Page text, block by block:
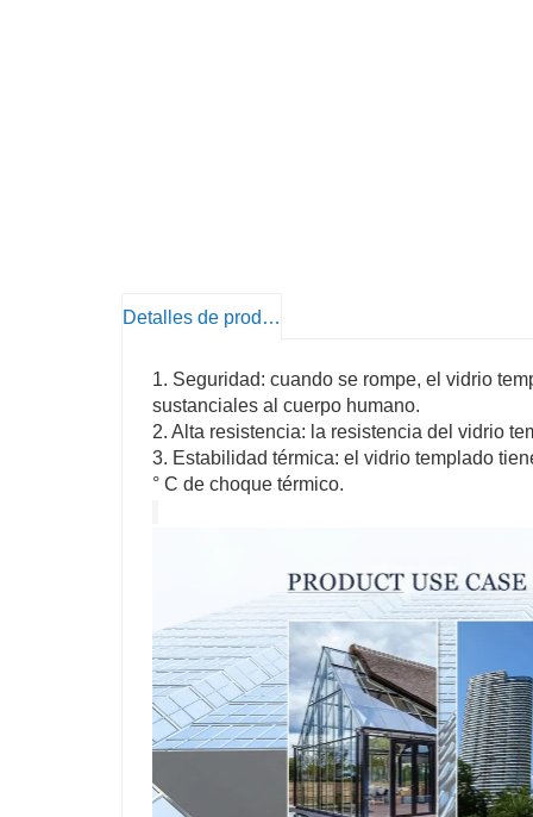
Detalles de producto
1. Seguridad: cuando se rompe, el vidrio
sustanciales al cuerpo humano.
2. Alta resistencia: la resistencia del vidrio
3. Estabilidad térmica: el vidrio templado
° C de choque térmico.